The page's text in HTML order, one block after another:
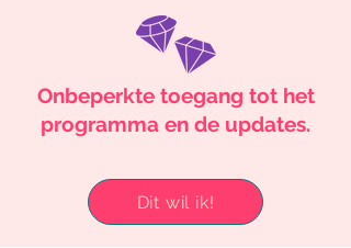
Onbeperkte toegang tot het
programma en de updates.
Dit wil ik!